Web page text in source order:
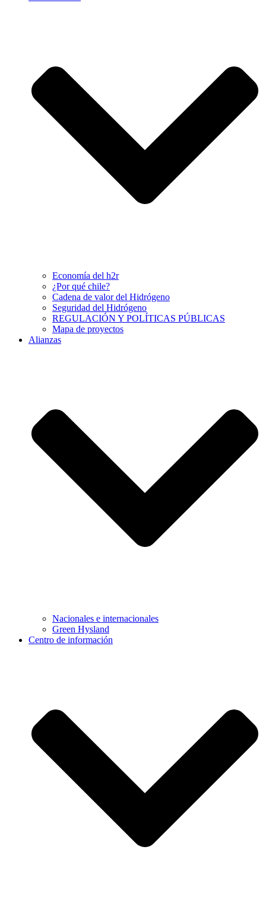
Economía del h2r
¿Por qué chile?
Cadena de valor del Hidrógeno
Seguridad del Hidrógeno
REGULACIÓN Y POLÍTICAS PÚBLICAS
Mapa de proyectos
Alianzas
Nacionales e internacionales
Green Hysland
Centro de información